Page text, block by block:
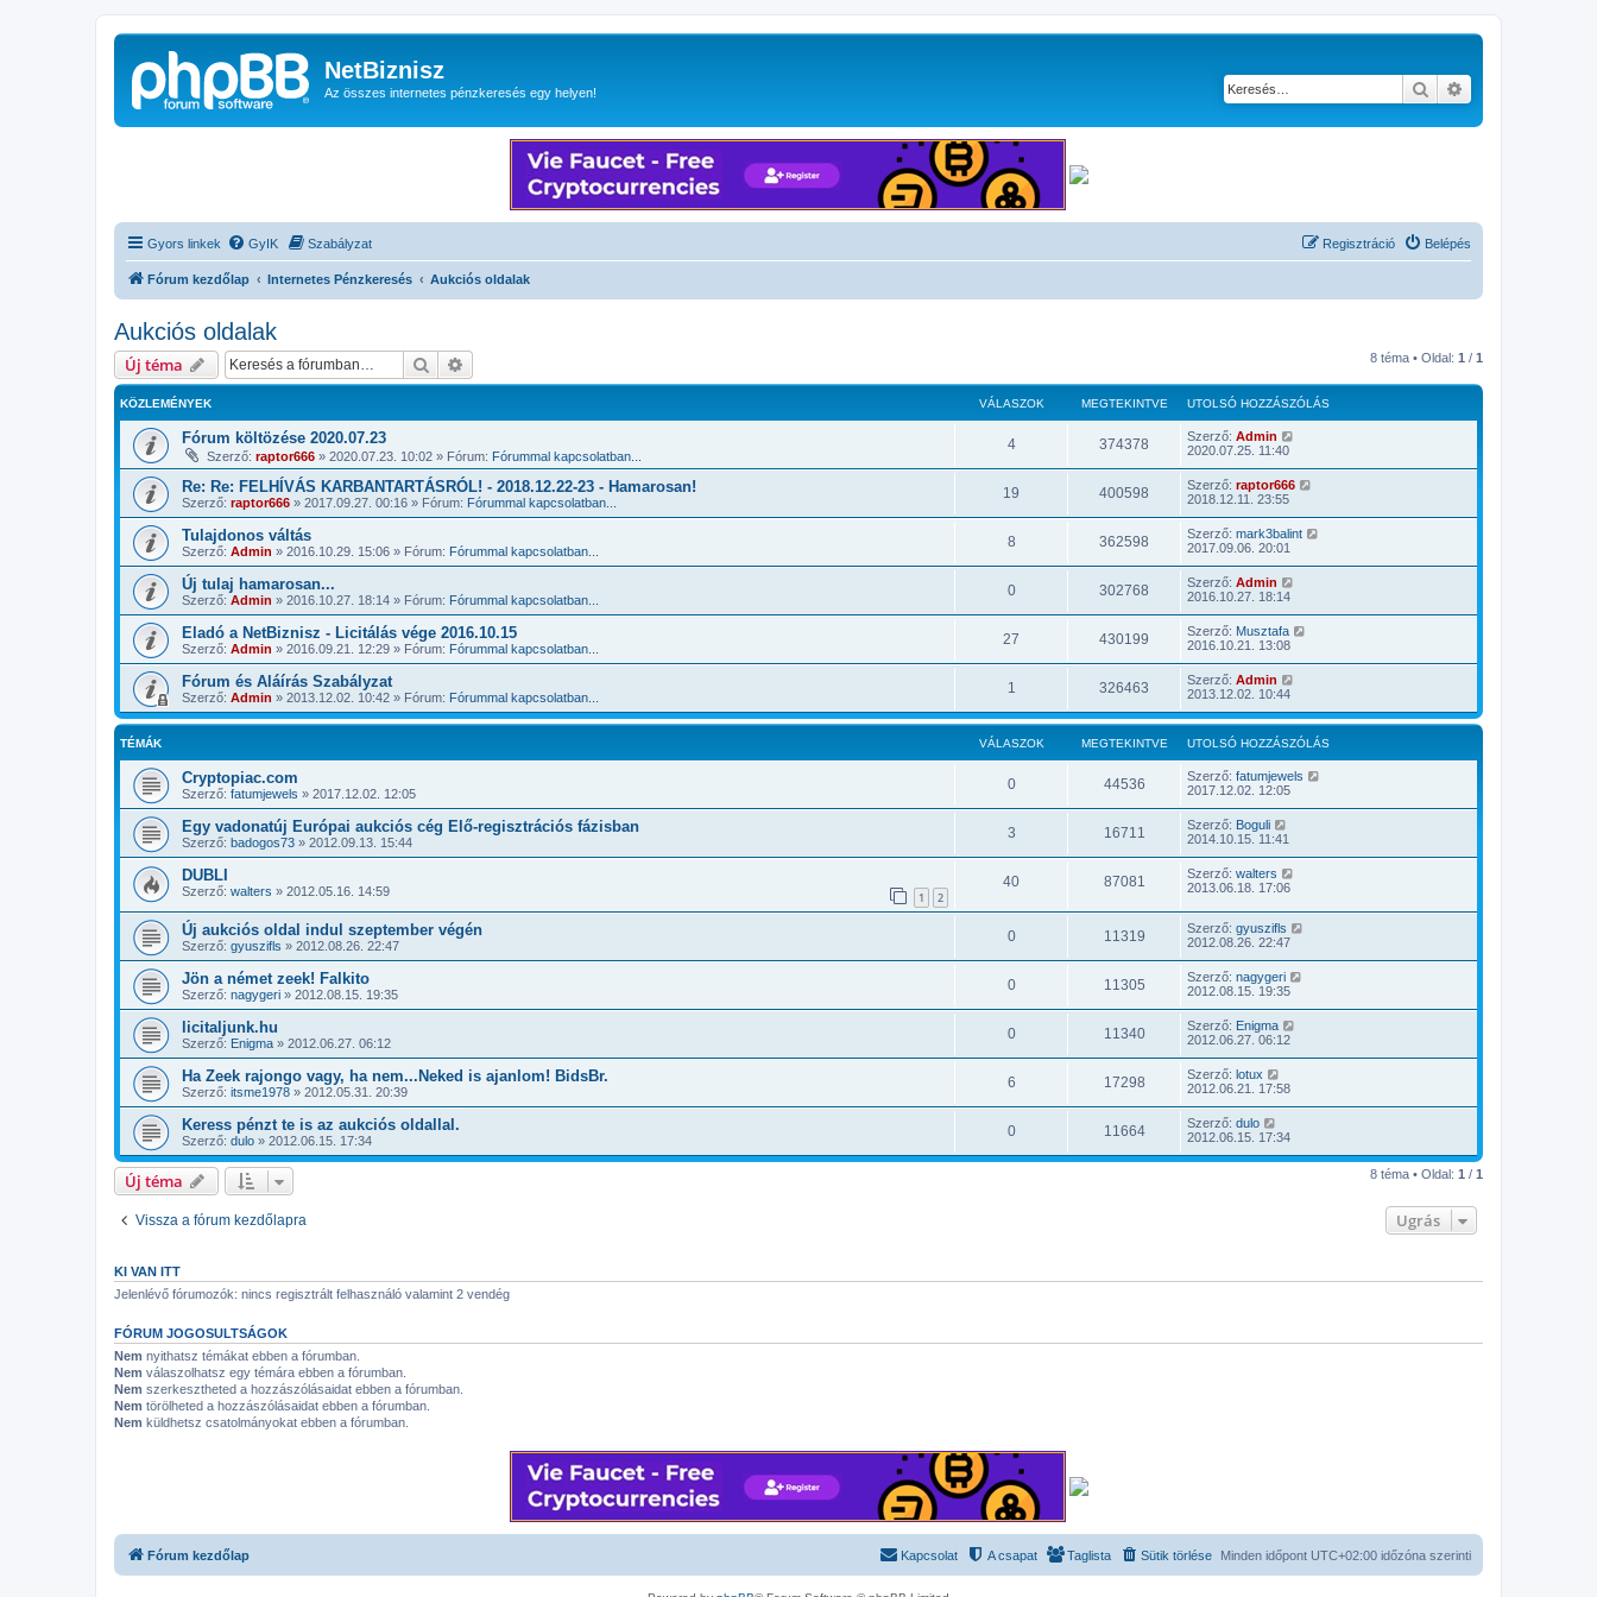
NetBiznisz
Az összes internetes pénzkeresés egy helyen! Keresés
Gyors linkek GyIK Szabályzat Belépés
Regisztráció
Fórum kezdőlap Internetes Pénzkeresés Aukciós oldalak
Aukciós oldalak
Új téma Keresés 8 téma • Oldal: 1 / 1
KÖZLEMÉNYEK VÁLASZOK MEGTEKINTVE UTOLSÓ HOZZÁSZÓLÁS
Fórum költözése 2020.07.23
Szerző: raptor666 » 2020.07.23. 10:02 » Fórum: Fórummal kapcsolatban...
4 374378 Szerző: Admin
2020.07.25. 11:40
Re: Re: FELHÍVÁS KARBANTARTÁSRÓL! - 2018.12.22-23 - Hamarosan!
Szerző: raptor666 » 2017.09.27. 00:16 » Fórum: Fórummal kapcsolatban...
19 400598 Szerző: raptor666
2018.12.11. 23:55
Tulajdonos váltás
Szerző: Admin » 2016.10.29. 15:06 » Fórum: Fórummal kapcsolatban...
8 362598 Szerző: mark3balint
2017.09.06. 20:01
Új tulaj hamarosan...
Szerző: Admin » 2016.10.27. 18:14 » Fórum: Fórummal kapcsolatban...
0 302768 Szerző: Admin
2016.10.27. 18:14
Eladó a NetBiznisz - Licitálás vége 2016.10.15
Szerző: Admin » 2016.09.21. 12:29 » Fórum: Fórummal kapcsolatban...
27 430199 Szerző: Musztafa
2016.10.21. 13:08
Fórum és Aláírás Szabályzat
Szerző: Admin » 2013.12.02. 10:42 » Fórum: Fórummal kapcsolatban...
1 326463 Szerző: Admin
2013.12.02. 10:44
TÉMÁK VÁLASZOK MEGTEKINTVE UTOLSÓ HOZZÁSZÓLÁS
Cryptopiac.com
Szerző: fatumjewels » 2017.12.02. 12:05
0 44536 Szerző: fatumjewels
2017.12.02. 12:05
Egy vadonatúj Európai aukciós cég Elő-regisztrációs fázisban
Szerző: badogos73 » 2012.09.13. 15:44
3 16711 Szerző: Boguli
2014.10.15. 11:41
DUBLI
Szerző: walters » 2012.05.16. 14:59 1 2
40 87081 Szerző: walters
2013.06.18. 17:06
Új aukciós oldal indul szeptember végén
Szerző: gyuszifls » 2012.08.26. 22:47
0 11319 Szerző: gyuszifls
2012.08.26. 22:47
Jön a német zeek! Falkito
Szerző: nagygeri » 2012.08.15. 19:35
0 11305 Szerző: nagygeri
2012.08.15. 19:35
licitaljunk.hu
Szerző: Enigma » 2012.06.27. 06:12
0 11340 Szerző: Enigma
2012.06.27. 06:12
Ha Zeek rajongo vagy, ha nem...Neked is ajanlom! BidsBr.
Szerző: itsme1978 » 2012.05.31. 20:39
6 17298 Szerző: lotux
2012.06.21. 17:58
Keress pénzt te is az aukciós oldallal.
Szerző: dulo » 2012.06.15. 17:34
0 11664 Szerző: dulo
2012.06.15. 17:34
Új téma 8 téma • Oldal: 1 / 1
Vissza a fórum kezdőlapra Ugrás
KI VAN ITT
Jelenlévő fórumozók: nincs regisztrált felhasználó valamint 2 vendég
FÓRUM JOGOSULTSÁGOK
Nem nyithatsz témákat ebben a fórumban.
Nem válaszolhatsz egy témára ebben a fórumban.
Nem szerkesztheted a hozzászólásaidat ebben a fórumban.
Nem törölheted a hozzászólásaidat ebben a fórumban.
Nem küldhetsz csatolmányokat ebben a fórumban.
Fórum kezdőlap Minden időpont UTC+02:00 időzóna szerinti
Sütik törlése
Taglista
A csapat
Kapcsolat